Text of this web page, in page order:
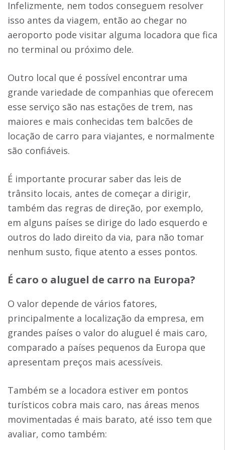
Infelizmente, nem todos conseguem resolver
isso antes da viagem, então ao chegar no
aeroporto pode visitar alguma locadora que fica
no terminal ou próximo dele.
Outro local que é possível encontrar uma
grande variedade de companhias que oferecem
esse serviço são nas estações de trem, nas
maiores e mais conhecidas tem balcões de
locação de carro para viajantes, e normalmente
são confiáveis.
É importante procurar saber das leis de
trânsito locais, antes de começar a dirigir,
também das regras de direção, por exemplo,
em alguns países se dirige do lado esquerdo e
outros do lado direito da via, para não tomar
nenhum susto, fique atento a esses pontos.
É caro o aluguel de carro na Europa?
O valor depende de vários fatores,
principalmente a localização da empresa, em
grandes países o valor do aluguel é mais caro,
comparado a países pequenos da Europa que
apresentam preços mais acessíveis.
Também se a locadora estiver em pontos
turísticos cobra mais caro, nas áreas menos
movimentadas é mais barato, até isso tem que
avaliar, como também: